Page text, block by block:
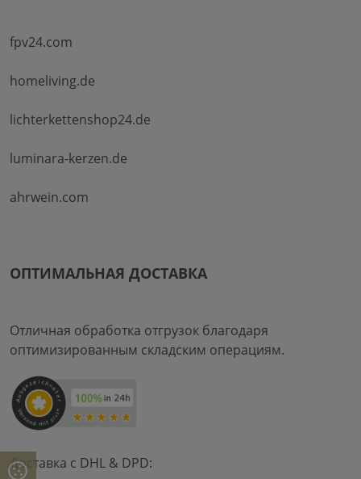
fpv24.com
homeliving.de
lichterkettenshop24.de
luminara-kerzen.de
ahrwein.com
ОПТИМАЛЬНАЯ ДОСТАВКА
Отличная обработка отгрузок благодаря
оптимизированным складским операциям.
Доставка с DHL & DPD: